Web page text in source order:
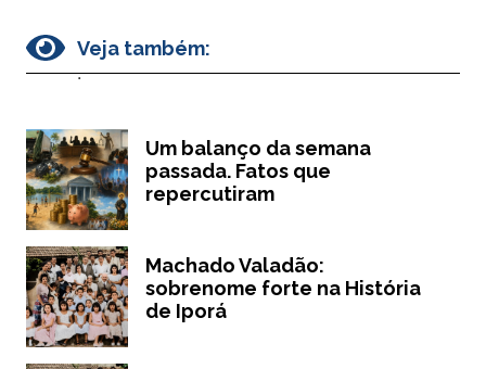
Veja também:
.
Um balanço da semana
passada. Fatos que
repercutiram
Machado Valadão:
sobrenome forte na História
de Iporá